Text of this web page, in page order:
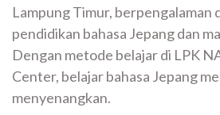
Lampung Timur, berpengalaman
pendidikan bahasa Jepang dan
Dengan metode belajar di LPK
Center, belajar bahasa Jepang
menyenangkan.